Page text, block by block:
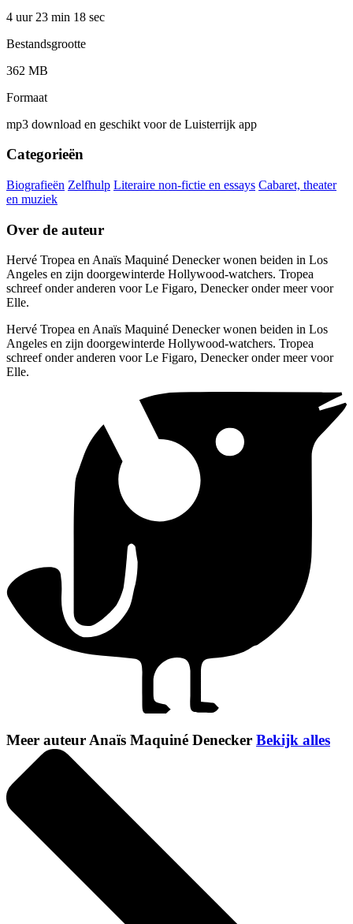
4 uur 23 min 18 sec
Bestandsgrootte
362 MB
Formaat
mp3 download en geschikt voor de Luisterrijk app
Categorieën
Biografieën Zelfhulp Literaire non-fictie en essays Cabaret, theater
en muziek
Over de auteur
Hervé Tropea en Anaïs Maquiné Denecker wonen beiden in Los
Angeles en zijn doorgewinterde Hollywood-watchers. Tropea
schreef onder anderen voor Le Figaro, Denecker onder meer voor
Elle.
Hervé Tropea en Anaïs Maquiné Denecker wonen beiden in Los
Angeles en zijn doorgewinterde Hollywood-watchers. Tropea
schreef onder anderen voor Le Figaro, Denecker onder meer voor
Elle.
Meer auteur Anaïs Maquiné Denecker Bekijk alles